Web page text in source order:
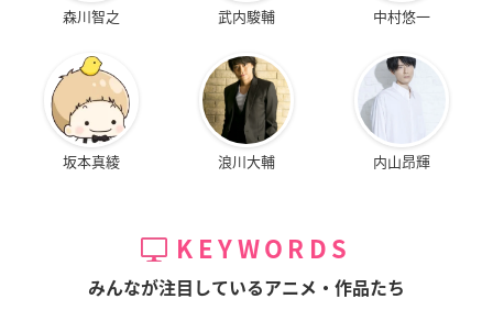
森川智之 武内駿輔 中村悠一
坂本真綾 浪川大輔 内山昂輝
KEYWORDS
みんなが注目しているアニメ・作品たち